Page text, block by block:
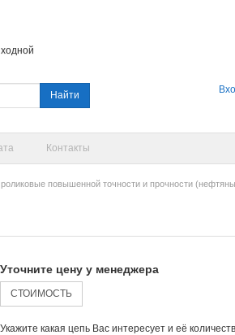
Найти
Контакты
повышенной точности и прочности
Уточните цену у менеджера
СТОИМОСТЬ
Укажите какая цепь Вас интересует и её